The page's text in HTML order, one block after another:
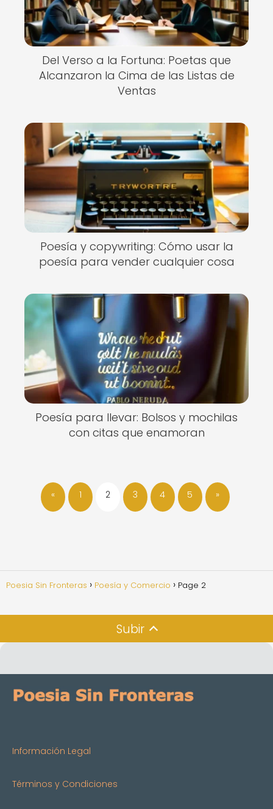
Del Verso a la Fortuna: Poetas que
Alcanzaron la Cima de las Listas de
Ventas
Poesía y copywriting: Cómo usar la
poesía para vender cualquier cosa
Poesía para llevar: Bolsos y mochilas
con citas que enamoran
« 1 2 3 4 5 »
Poesia Sin Fronteras Poesía y Comercio Page 2
Subir
Información Legal
Términos y Condiciones